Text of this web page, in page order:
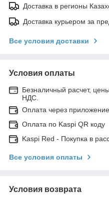
Доставка в регионы
Доставка курьером за
Все условия доставки
Условия оплаты
Безналичный расчет,
НДС.
Оплата через
Оплата по Kaspi QR коду
Kaspi Red - Покупка в
Все условия оплаты
Условия возврата